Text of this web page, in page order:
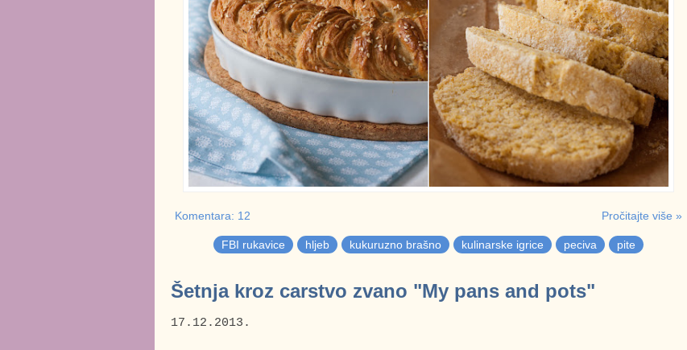
Komentara: 12 Pročitajte više »
FBI rukavice hljeb kukuruzno brašno kulinarske igrice peciva pite
Šetnja kroz carstvo zvano "My pans and pots"
17.12.2013.